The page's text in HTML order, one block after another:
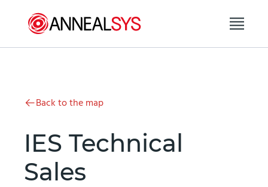
Back to the map
IES Technical
Sales